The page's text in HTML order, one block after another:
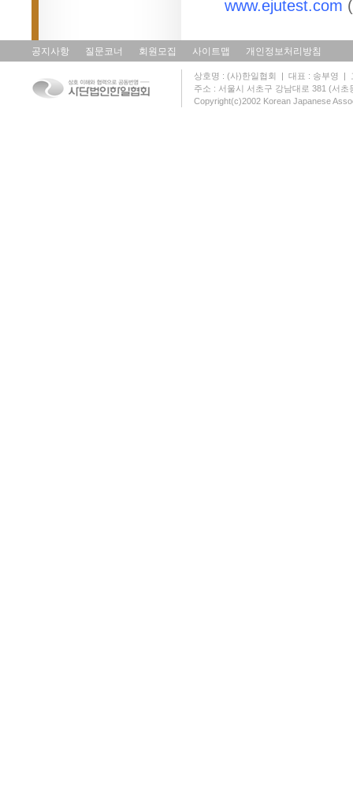
www.ejutest.com
공지사항 질문코너 회원모집 사이트맵 개인정보처리방침
상호명 : (사)한일협회 | 대표 : 송부영 |
주소 : 서울시 서초구 강남대로 381 (서
Copyright(c)2002 Korean Japanese